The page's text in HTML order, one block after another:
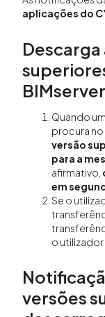
aplicações do
Quando
procura no
versão
para a
afirmativo,
em
Se o
o utilizador
versões